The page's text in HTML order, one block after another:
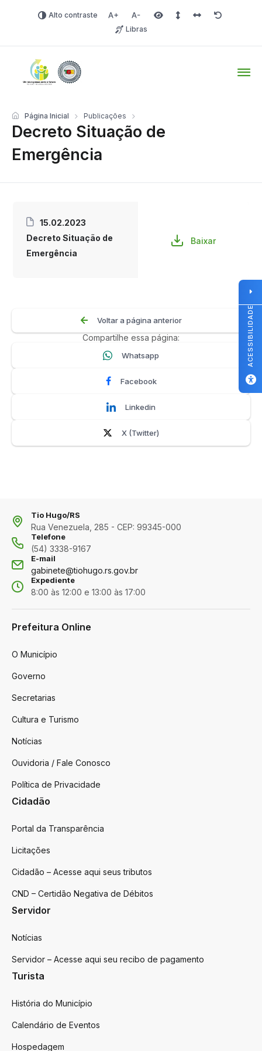
Alto contraste Aumentar fonte
Diminuir fonteÁrea selecionada
Espaçamento de linha
Espaço dos
Redefinir
Libras
Decreto Situação de
Emergência
Página Inicial Publicações
15.02.2023
Decreto Situação de
Emergência
Baixar
Voltar a página anterior
Compartilhe essa página:
Whatsapp
Facebook
Linkedin
X (Twitter)
Tio Hugo/RS
Rua Venezuela, 285 - CEP: 99345-000
Telefone
(54) 3338-9167
E-mail
gabinete@tiohugo.rs.gov.br
Expediente
8:00 às 12:00 e 13:00 às 17:00
Prefeitura Online
O Município
Governo
Secretarias
Cultura e Turismo
Notícias
Ouvidoria / Fale Conosco
Política de Privacidade
Cidadão
Portal da Transparência
Licitações
Cidadão – Acesse aqui seus tributos
CND – Certidão Negativa de Débitos
Servidor
Notícias
Servidor – Acesse aqui seu recibo de pagamento
Turista
História do Município
Calendário de Eventos
Hospedagem
ACESSIBILIDADE